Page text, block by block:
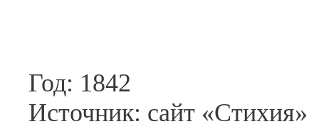
Год: 1842
Источник: сайт «Стихия»